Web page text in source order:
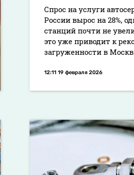
Спрос на услуги
России вырос на 28%,
станций почти не
это уже приводит к
загруженности в
12:11 19 февраля 2026